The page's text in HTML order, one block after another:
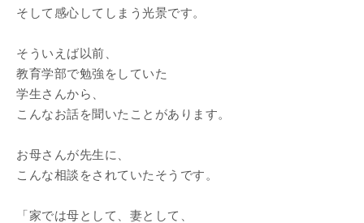
そして感心してしまう光景です。
そういえば以前、
教育学部で勉強をしていた
学生さんから、
こんなお話を聞いたことがあります。
お母さんが先生に、
こんな相談をされていたそうです。
「家では母として、妻として、